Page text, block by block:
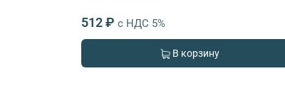
512 ₽ с НДС 5%
В корзину